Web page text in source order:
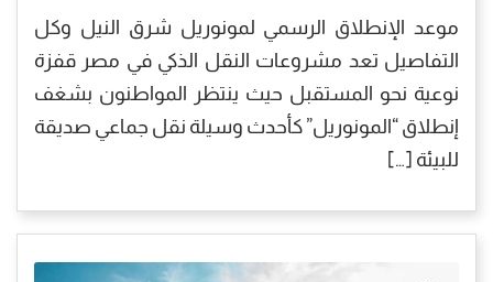
موعد الإنطلاق الرسمي لمونوريل شرق النيل وكل
التفاصيل تعد مشروعات النقل الذكي في مصر قفزة
نوعية نحو المستقبل حيث ينتظر المواطنون بشغف
إنطلاق “المونوريل” كأحدث وسيلة نقل جماعي صديقة
للبيئة […]